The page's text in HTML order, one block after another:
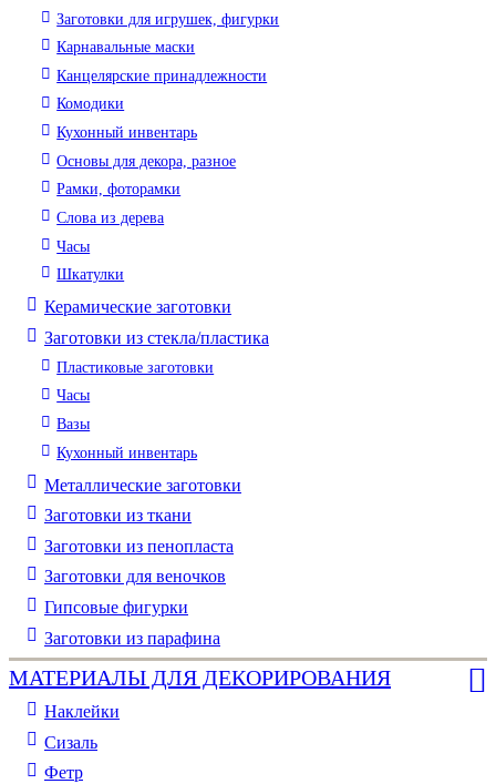
Заготовки для игрушек, фигурки
Карнавальные маски
Канцелярские принадлежности
Комодики
Кухонный инвентарь
Основы для декора, разное
Рамки, фоторамки
Слова из дерева
Часы
Шкатулки
Керамические заготовки
Заготовки из стекла/пластика
Пластиковые заготовки
Часы
Вазы
Кухонный инвентарь
Металлические заготовки
Заготовки из ткани
Заготовки из пенопласта
Заготовки для веночков
Гипсовые фигурки
Заготовки из парафина
МАТЕРИАЛЫ ДЛЯ ДЕКОРИРОВАНИЯ
Наклейки
Сизаль
Фетр